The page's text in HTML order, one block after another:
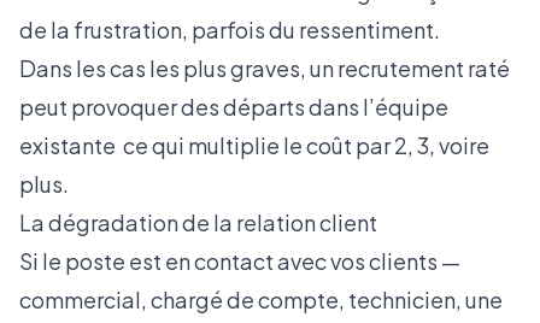
de la frustration, parfois du ressentiment.
Dans les cas les plus graves, un recrutement raté
peut provoquer des départs dans l’équipe
existante ce qui multiplie le coût par 2, 3, voire
plus.
La dégradation de la relation client
Si le poste est en contact avec vos clients —
commercial, chargé de compte, technicien, une